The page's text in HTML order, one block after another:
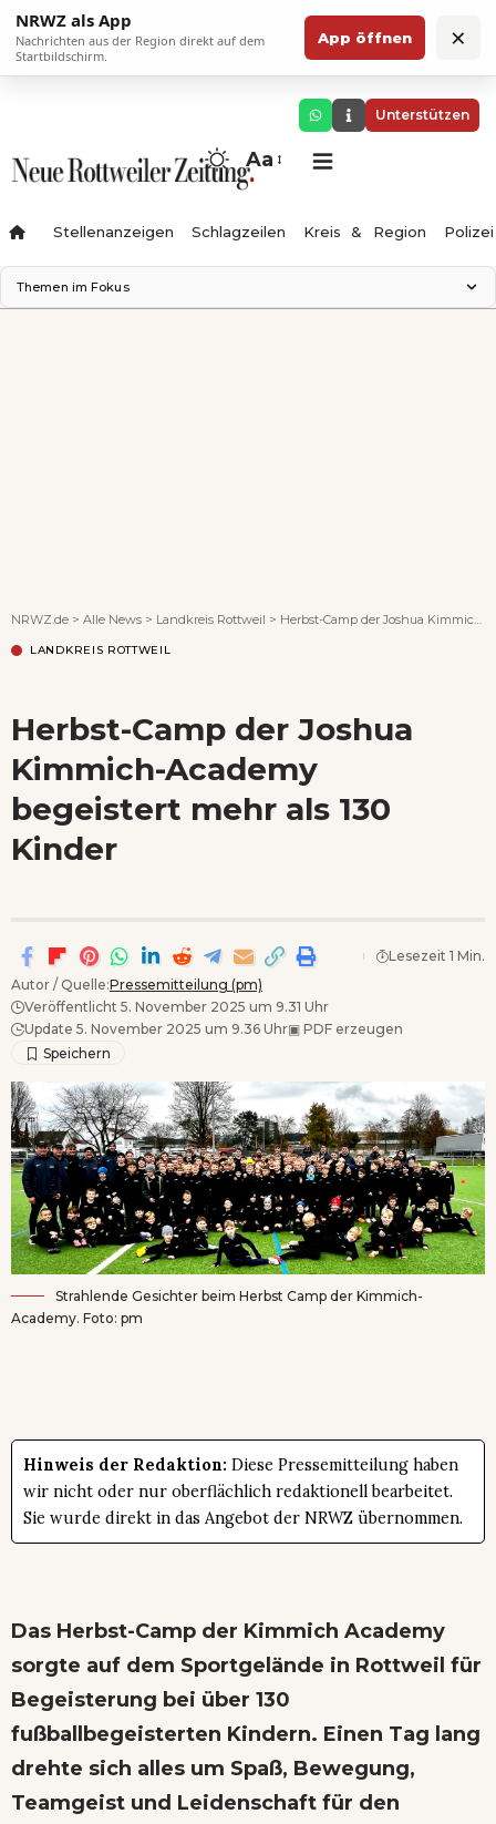
NRWZ als App
Nachrichten aus der Region direkt auf dem
Startbildschirm.
App öffnen ×
Unterstützen
Aa
Stellenanzeigen Schlagzeilen Kreis & Region Polizei
Themen im Fokus
NRWZ.de > Alle News > Landkreis Rottweil > Herbst-Camp der Joshua Kimmich-Academy begeistert mehr als 130 Kinder
LANDKREIS ROTTWEIL
Herbst-Camp der Joshua
Kimmich-Academy
begeistert mehr als 130
Kinder
Autor / Quelle:Pressemitteilung (pm)
Veröffentlicht 5. November 2025 um 9.31 Uhr
Update 5. November 2025 um 9.36 Uhr▣ PDF erzeugen
Lesezeit 1 Min.
Strahlende Gesichter beim Herbst Camp der Kimmich-
Academy. Foto: pm
Hinweis der Redaktion: Diese Pressemitteilung haben
wir nicht oder nur oberflächlich redaktionell bearbeitet.
Sie wurde direkt in das Angebot der NRWZ übernommen.
Das Herbst-Camp der Kimmich Academy
sorgte auf dem Sportgelände in Rottweil für
Begeisterung bei über 130
fußballbegeisterten Kindern. Einen Tag lang
drehte sich alles um Spaß, Bewegung,
Teamgeist und Leidenschaft für den